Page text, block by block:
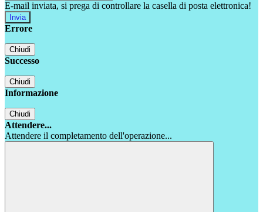
E-mail inviata, si prega di controllare la casella di posta elettronica!
Errore
Chiudi
Successo
Chiudi
Informazione
Chiudi
Attendere...
Attendere il completamento dell'operazione...